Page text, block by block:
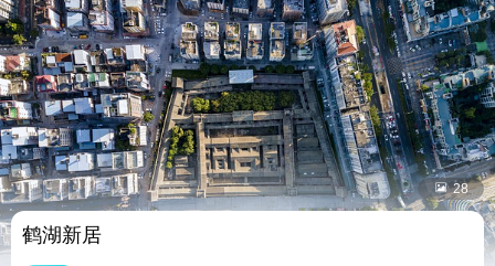
 28
鹤湖新居
